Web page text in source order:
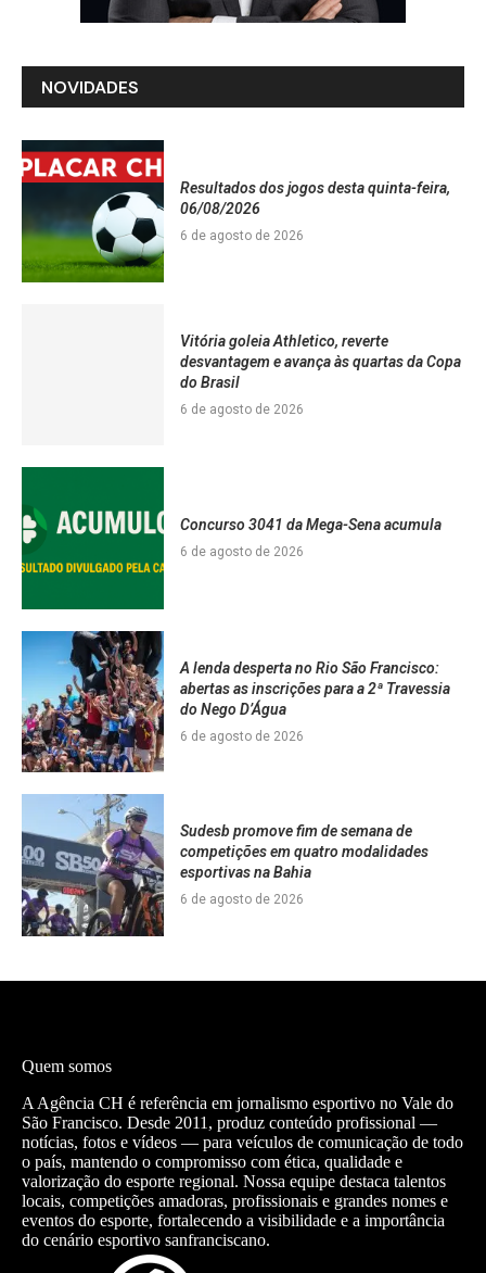
NOVIDADES
Resultados dos jogos desta quinta-feira,
06/08/2026
6 de agosto de 2026
Vitória goleia Athletico, reverte
desvantagem e avança às quartas da Copa
do Brasil
6 de agosto de 2026
Concurso 3041 da Mega-Sena acumula
6 de agosto de 2026
A lenda desperta no Rio São Francisco:
abertas as inscrições para a 2ª Travessia
do Nego D’Água
6 de agosto de 2026
Sudesb promove fim de semana de
competições em quatro modalidades
esportivas na Bahia
6 de agosto de 2026
Quem somos
A Agência CH é referência em jornalismo esportivo no Vale do
São Francisco. Desde 2011, produz conteúdo profissional —
notícias, fotos e vídeos — para veículos de comunicação de todo
o país, mantendo o compromisso com ética, qualidade e
valorização do esporte regional. Nossa equipe destaca talentos
locais, competições amadoras, profissionais e grandes nomes e
eventos do esporte, fortalecendo a visibilidade e a importância
do cenário esportivo sanfranciscano.